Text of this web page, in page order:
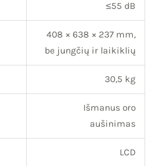
≤55 dB
408 × 638 × 237 mm,
be jungčių ir laikiklių
30,5 kg
Išmanus oro
aušinimas
LCD